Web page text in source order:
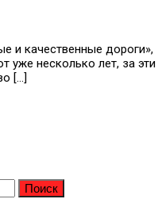
и качественные дороги»,
уже несколько лет, за эти
[…]